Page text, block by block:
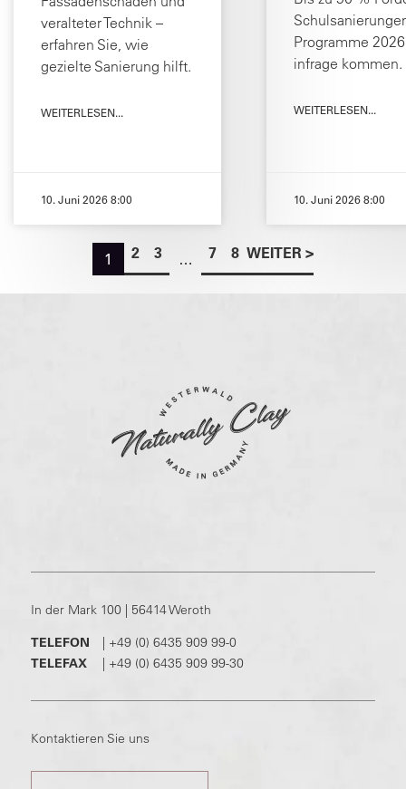
veralteter Technik –
erfahren Sie, wie
gezielte Sanierung hilft.
WEITERLESEN...
10. Juni 2026 8:00
Programme
infrage kommen.
WEITERLESEN...
10. Juni 2026 8:00
1 2 3 … 7 8 WEITER >
In der Mark 100 | 56414 Weroth
TELEFON
| +49 (0) 6435 909 99-0
TELEFAX
| +49 (0) 6435 909 99-30
Kontaktieren Sie uns